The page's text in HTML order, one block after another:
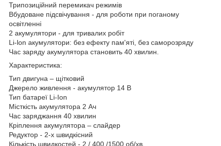
Трипозиційний перемикач режимів
Вбудоване підсвічування - для роботи при поганому
освітленні
2 акумулятори - для тривалих робіт
Li-lon акумулятори: без ефекту пам'яті, без саморозряду
Час заряду акумулятора становить 40 хвилин.
Характеристика:
Тип двигуна – щітковий
Джерело живлення - акумулятор 14 В
Тип батареї Li-Ion
Місткість акумулятора 2 Ач
Час заряджання 40 хвилин
Кріплення акумулятора – слайдер
Редуктор - 2-х швидкісний
Кількість швидкостей - 2 / 400 /1500 об/хв.